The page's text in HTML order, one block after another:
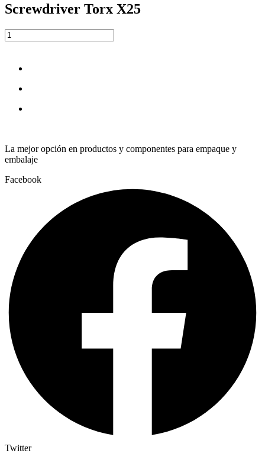
Screwdriver Torx X25
Screwdriver
Torx
quantity
La mejor opción en productos y componentes para empaque y
embalaje
Facebook
Twitter